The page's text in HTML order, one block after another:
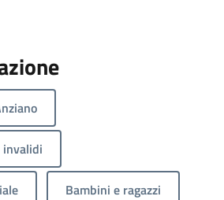
invalidi
Bambini e ragazzi